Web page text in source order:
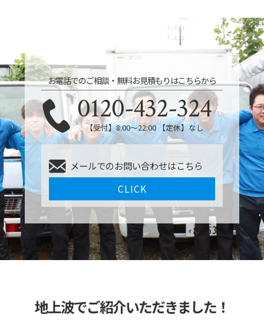
お電話でのご相談・無料お見積もりはこちらから
0120-432-324
【受付】8:00〜22:00 【定休】なし
メールでのお問い合わせはこちら
CLICK
地上波でご紹介いただきました！